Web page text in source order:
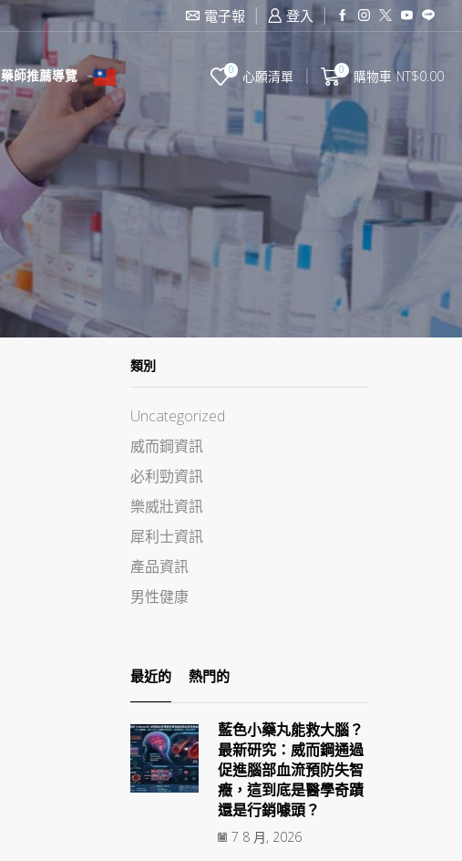
滿2000台幣免運費
電子報 登入
藥師推薦導覽 0 心願清單 0 購物車 NT$0.00
類別
Uncategorized
威而鋼資訊
必利勁資訊
樂威壯資訊
犀利士資訊
產品資訊
男性健康
最近的 熱門的
藍色小藥丸能救大腦？
最新研究：威而鋼通過
促進腦部血流預防失智
癥，這到底是醫學奇蹟
還是行銷噱頭？
7 8 月, 2026